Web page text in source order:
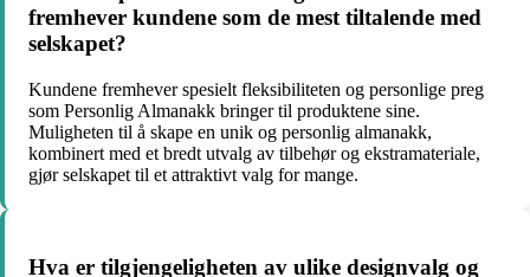
fremhever kundene som de mest tiltalende med
selskapet?
Kundene fremhever spesielt fleksibiliteten og personlige preg
som Personlig Almanakk bringer til produktene sine.
Muligheten til å skape en unik og personlig almanakk,
kombinert med et bredt utvalg av tilbehør og ekstramateriale,
gjør selskapet til et attraktivt valg for mange.
Hva er tilgjengeligheten av ulike designvalg og